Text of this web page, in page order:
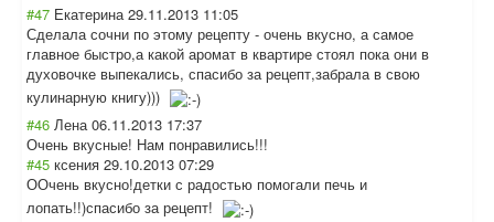
#47 Екатерина 29.11.2013 11:05
Сделала сочни по этому рецепту - очень вкусно, а самое
главное быстро,а какой аромат в квартире стоял пока они в
духовочке выпекались, спасибо за рецепт,забрала в свою
кулинарную книгу)))
#46 Лена 06.11.2013 17:37
Очень вкусные! Нам понравились!!!
#45 ксения 29.10.2013 07:29
ООчень вкусно!детки с радостью помогали печь и
лопать!!)спасибо за рецепт!